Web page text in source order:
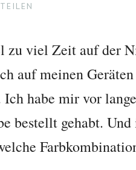
TEILEN
zu viel Zeit auf der
auf meinen
habe mir vor
bestellt gehabt.